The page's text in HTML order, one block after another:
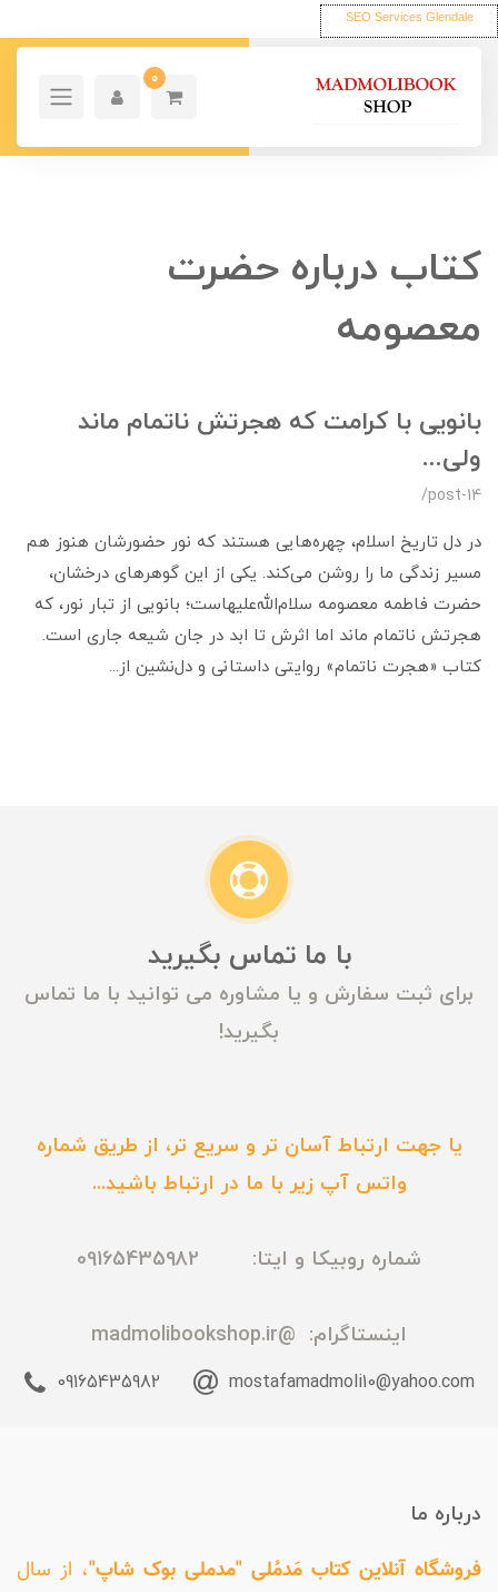
SEO Services Glendale
0
کتاب درباره حضرت
معصومه
بانویی با کرامت که هجرتش ناتمام ماند
ولی...
/post-14
در دل تاریخ اسلام، چهره‌هایی هستند که نور حضورشان هنوز هم
مسیر زندگی ما را روشن می‌کند. یکی از این گوهرهای درخشان،
حضرت فاطمه معصومه سلام‌الله‌علیهاست؛ بانویی از تبار نور، که
هجرتش ناتمام ماند اما اثرش تا ابد در جان شیعه جاری است.
کتاب «هجرت ناتمام» روایتی داستانی و دل‌نشین از...
با ما تماس بگیرید
برای ثبت سفارش و یا مشاوره می توانید با ما تماس
بگیرید!
یا جهت ارتباط آسان تر و سریع تر، از طریق شماره
واتس آپ زیر با ما در ارتباط باشید...
شماره روبیکا و ایتا: 09165435982
اینستاگرام: @madmolibookshop.ir
mostafamadmoli10@yahoo.com
09165435982
درباره ما
فروشگاه آنلاین کتاب مَدمُلی "مدملی بوک شاپ"، از سال